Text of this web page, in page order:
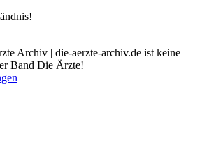
Archiv | die-aerzte-archiv.de ist keine
Band Die Ärzte!